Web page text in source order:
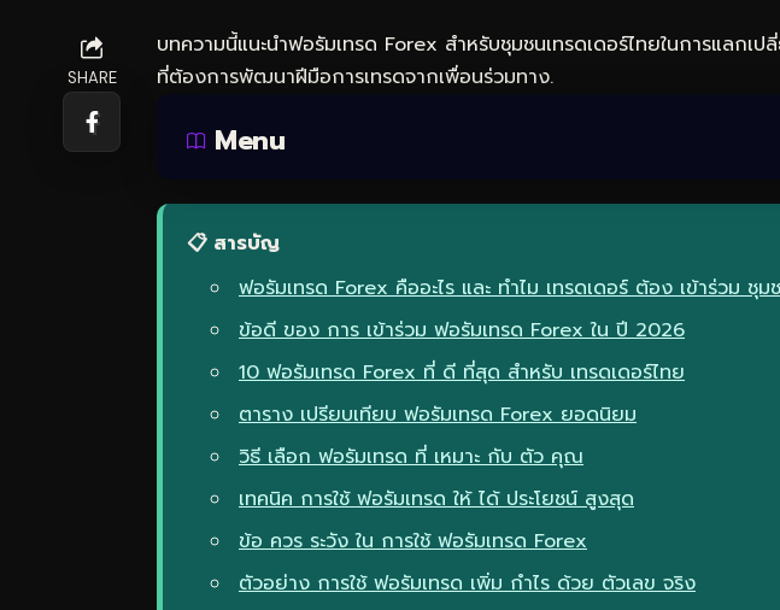
SHARE
บทความนี้แนะนำฟอรัมเทรด Forex สำหรับชุมชนเทรดเดอร์ไทยในการแลกเ
ที่ต้องการพัฒนาฝีมือการเทรดจากเพื่อนร่วมทาง.
Menu
📋 สารบัญ
ฟอรัมเทรด Forex คืออะไร และ ทำไม เทรดเดอร์ ต้อง เข้าร่วม ชุม
ข้อดี ของ การ เข้าร่วม ฟอรัมเทรด Forex ใน ปี 2026
10 ฟอรัมเทรด Forex ที่ ดี ที่สุด สำหรับ เทรดเดอร์ไทย
ตาราง เปรียบเทียบ ฟอรัมเทรด Forex ยอดนิยม
วิธี เลือก ฟอรัมเทรด ที่ เหมาะ กับ ตัว คุณ
เทคนิค การใช้ ฟอรัมเทรด ให้ ได้ ประโยชน์ สูงสุด
ข้อ ควร ระวัง ใน การใช้ ฟอรัมเทรด Forex
ตัวอย่าง การใช้ ฟอรัมเทรด เพิ่ม กำไร ด้วย ตัวเลข จริง